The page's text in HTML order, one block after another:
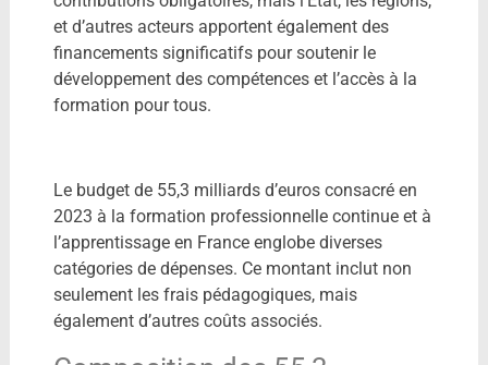
et d’autres acteurs apportent également des
financements significatifs pour soutenir le
développement des compétences et l’accès à la
formation pour tous.
Le budget de 55,3 milliards d’euros consacré en
2023 à la formation professionnelle continue et à
l’apprentissage en France englobe diverses
catégories de dépenses. Ce montant inclut non
seulement les frais pédagogiques, mais
également d’autres coûts associés.​